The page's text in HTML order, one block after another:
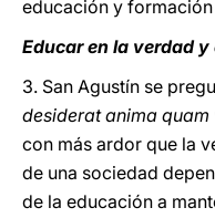
educación y
Educar en la verdad
3. San Agustín se
desiderat anima quam
con más ardor que la
de una sociedad
de la educación a